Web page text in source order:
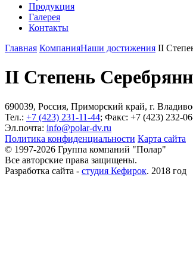
Продукция
Галерея
Контакты
Главная КомпанияНаши достижения II
II Степень
690039, Россия, Приморский край, г.
Тел.: +7 (423) 231-11-44; Факс: +7 (423) 232-
Эл.почта: info@polar-dv.ru
Политика конфиденциальности Карта сайта
© 1997-2026 Группа компаний "Полар"
Все авторские права защищены.
Разработка сайта - студия Кефирок. 2018 год